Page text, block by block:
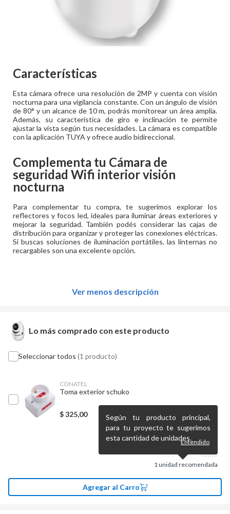
Características
Esta cámara ofrece una resolución de 2MP y cuenta con visión
nocturna para una vigilancia constante. Con un ángulo de visión
de 80° y un alcance de 10 m, podrás monitorear un área amplia.
Además, su característica de giro e inclinación te permite
ajustar la vista según tus necesidades. La cámara es compatible
con la aplicación TUYA y ofrece audio bidireccional.
Complementa tu Cámara de
seguridad Wifi interior visión
nocturna
Para complementar tu compra, te sugerimos explorar los
reflectores y focos led, ideales para iluminar áreas exteriores y
mejorar la seguridad. También podés considerar las cajas de
distribución para organizar y proteger las conexiones eléctricas.
Si buscas soluciones de iluminación portátiles, las linternas no
recargables son una excelente opción.
Ver menos descripción
Lo más comprado con este producto
Seleccionar todos (1 producto)
CONATEL
Toma exterior schuko
$325,00
1unidad recomendada
Según tu producto principal,
para tu proyecto te sugerimos
esta cantidad de unidades.Entendido
Agregar al Carro